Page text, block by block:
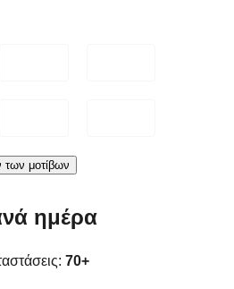
μοτίβων
ημέρα
70+